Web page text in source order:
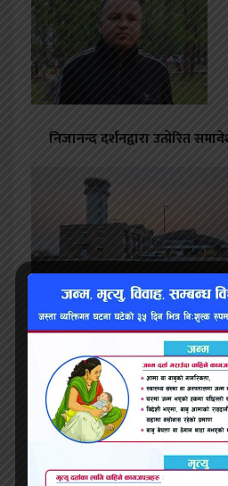
निजानन्द दर्शनद्वारा उत्प्रेरित
गौतम बुद्ध अन्तर्राष्ट्रिय